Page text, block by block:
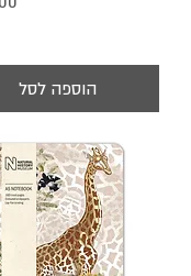
הוספה לסל